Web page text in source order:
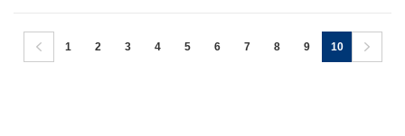
1 2 3 4 5 6 7 8 9 10